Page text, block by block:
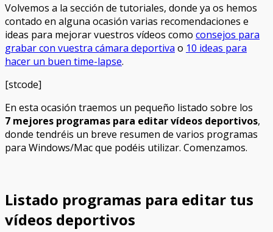
Volvemos a la sección de tutoriales, donde ya os hemos
contado en alguna ocasión varias recomendaciones e
ideas para mejorar vuestros vídeos como consejos para
grabar con vuestra cámara deportiva o 10 ideas para
hacer un buen time-lapse.
[stcode]
En esta ocasión traemos un pequeño listado sobre los
7 mejores programas para editar vídeos deportivos,
donde tendréis un breve resumen de varios programas
para Windows/Mac que podéis utilizar. Comenzamos.
Listado programas para editar tus
vídeos deportivos